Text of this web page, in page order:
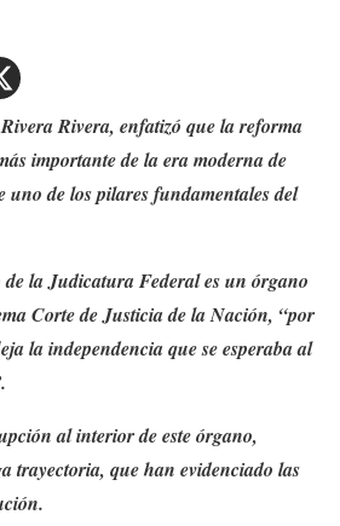
Rivera, enfatizó que la reforma
importante de la era moderna de
uno de los pilares fundamentales del
la Judicatura Federal es un órgano
Corte de Justicia de la Nación, “por
la independencia que se esperaba al
al interior de este órgano,
trayectoria, que han evidenciado las